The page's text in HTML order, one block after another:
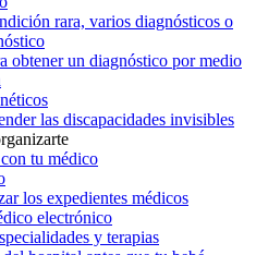
rara, varios diagnósticos o
obtener un diagnóstico por medio
las discapacidades invisibles
tu médico
los expedientes médicos
electrónico
y terapias